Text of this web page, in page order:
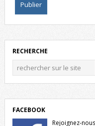
RECHERCHE
FACEBOOK
Rejoignez-